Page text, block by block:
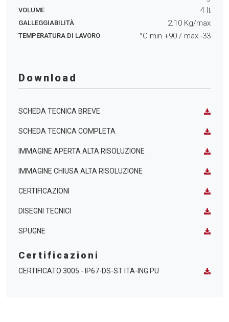
VOLUME 4 lt
GALLEGGIABILITÀ 2.10 Kg/max
TEMPERATURA DI LAVORO °C min +90 / max -33
Download
SCHEDA TECNICA BREVE
SCHEDA TECNICA COMPLETA
IMMAGINE APERTA ALTA RISOLUZIONE
IMMAGINE CHIUSA ALTA RISOLUZIONE
CERTIFICAZIONI
DISEGNI TECNICI
SPUGNE
Certificazioni
CERTIFICATO 3005 - IP67-DS-ST ITA-ING PU